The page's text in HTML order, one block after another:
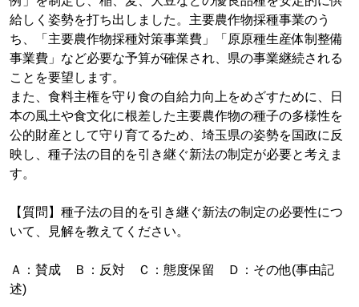
給しく姿勢を打ち出しました。主要農作物採種事業のう
ち、「主要農作物採種対策事業費」「原原種生産体制整備
事業費」など必要な予算が確保され、県の事業継続される
ことを要望します。
また、食料主権を守り食の自給力向上をめざすために、日
本の風土や食文化に根差した主要農作物の種子の多様性を
公的財産として守り育てるため、埼玉県の姿勢を国政に反
映し、種子法の目的を引き継ぐ新法の制定が必要と考えま
す。
【質問】種子法の目的を引き継ぐ新法の制定の必要性につ
いて、見解を教えてください。
Ａ：賛成 Ｂ：反対 Ｃ：態度保留 Ｄ：その他(事由記
述)